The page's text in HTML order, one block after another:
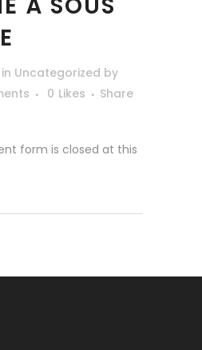
in Uncategorized by
0 Likes Share
form is closed at this